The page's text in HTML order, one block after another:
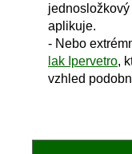
aplikuje.
- Nebo
lak Ipervetro,
vzhled